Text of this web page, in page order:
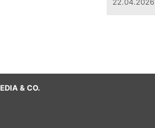
22.04.2026
& CO.